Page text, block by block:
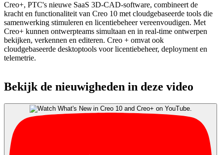
Creo+, PTC's nieuwe SaaS 3D-CAD-software, combineert de
kracht en functionaliteit van Creo 10 met cloudgebaseerde tools die
samenwerking stimuleren en licentiebeheer vereenvoudigen. Met
Creo+ kunnen ontwerpteams simultaan en in real-time ontwerpen
bekijken, verkennen en editeren. Creo + omvat ook
cloudgebaseerde desktoptools voor licentiebeheer, deployment en
telemetrie.
Bekijk de nieuwigheden in deze video